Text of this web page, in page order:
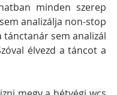
minden szerep
analizálja non-stop
sem analizál
élvezd a táncot a